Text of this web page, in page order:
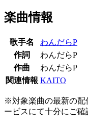
楽曲情報
歌手名
わんだらP
作詞
わんだらP
作曲
わんだらP
関連情報 KAITO
※対象楽曲の最新の配
ービスにて十分にご確